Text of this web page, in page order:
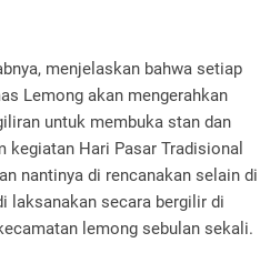
menjelaskan bahwa setiap
Lemong akan mengerahkan
untuk membuka stan dan
kegiatan Hari Pasar Tradisional
nantinya di rencanakan selain di
laksanakan secara bergilir di
lemong sebulan sekali.